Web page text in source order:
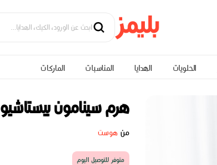
الحلويات الهدايا المناسبات الماركات
هرم سينامون بيستاشيو
من هوست
متوفر للتوصيل اليوم